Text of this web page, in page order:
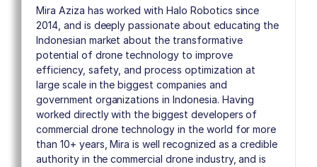
Mira Aziza has worked with Halo Robotics since
2014, and is deeply passionate about educating the
Indonesian market about the transformative
potential of drone technology to improve
efficiency, safety, and process optimization at
large scale in the biggest companies and
government organizations in Indonesia. Having
worked directly with the biggest developers of
commercial drone technology in the world for more
than 10+ years, Mira is well recognized as a credible
authority in the commercial drone industry, and is